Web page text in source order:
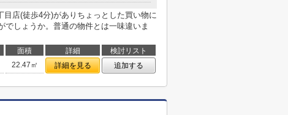
店(徒歩4分)がありちょっとした買い物に
でしょうか。普通の物件とは一味違いま
面積 詳細
検討リスト
22.47㎡ 詳細を見る 追加する